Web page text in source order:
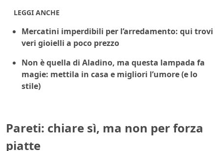
LEGGI ANCHE
Mercatini imperdibili per l’arredamento: qui trovi
veri gioielli a poco prezzo
Non è quella di Aladino, ma questa lampada fa
magie: mettila in casa e migliori l’umore (e lo
stile)
Pareti: chiare sì, ma non per forza
piatte